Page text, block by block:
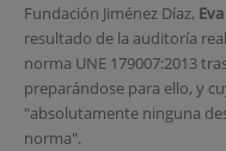
Fundación Jiménez Díaz,
resultado de la auditoría
norma UNE 179007:2013
preparándose para ello, y
"absolutamente ninguna
norma".